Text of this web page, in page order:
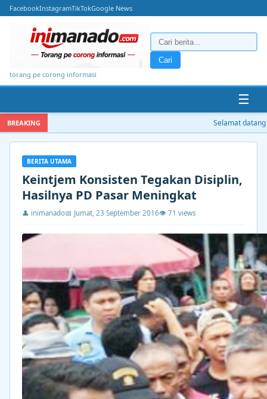
FacebookInstagramTikTokGoogle News
torang pe corong informasi
Cari
☰
BREAKING Selamat datang
BERITA UTAMA
Keintjem Konsisten Tegakan Disiplin,
Hasilnya PD Pasar Meningkat
👤 inimanado📅 Jumat, 23 September 2016👁 71 views